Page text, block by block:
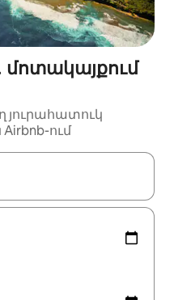
մոտակայքում
յուրահատուկ
ում
լինեն, սլաքների